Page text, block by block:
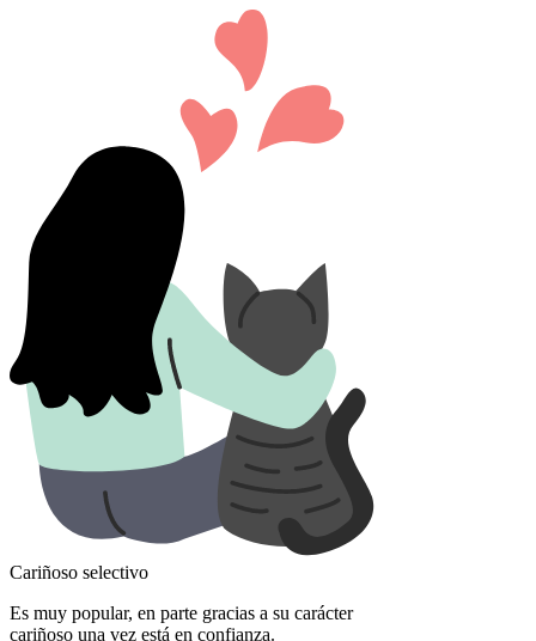
Cariñoso selectivo
Es muy popular, en parte gracias a su carácter
cariñoso una vez está en confianza.